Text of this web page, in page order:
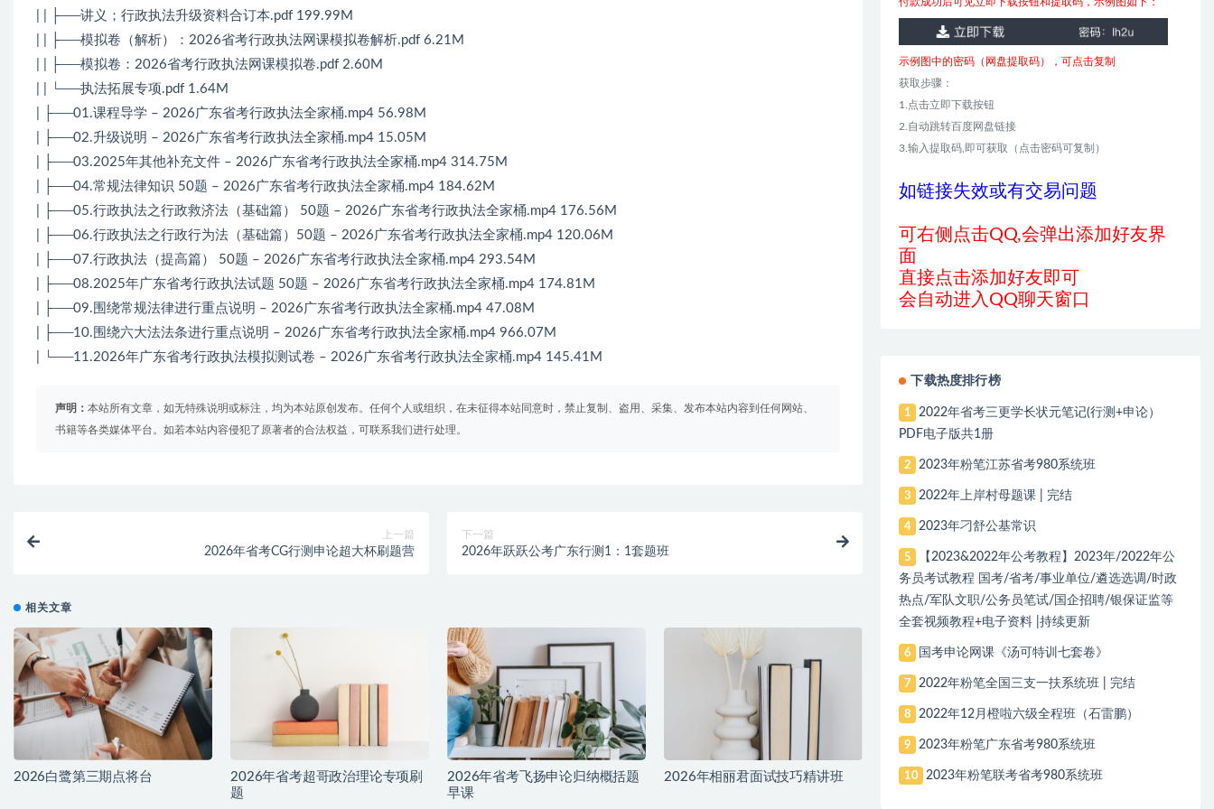
| | ├──讲义；行政执法升级资料合订本.pdf 199.99M
| | ├──模拟卷（解析）：2026省考行政执法网课模拟卷解析.pdf 6.21M
| | ├──模拟卷：2026省考行政执法网课模拟卷.pdf 2.60M
| | └──执法拓展专项.pdf 1.64M
| ├──01.课程导学 – 2026广东省考行政执法全家桶.mp4 56.98M
| ├──02.升级说明 – 2026广东省考行政执法全家桶.mp4 15.05M
| ├──03.2025年其他补充文件 – 2026广东省考行政执法全家桶.mp4 314.75M
| ├──04.常规法律知识 50题 – 2026广东省考行政执法全家桶.mp4 184.62M
| ├──05.行政执法之行政救济法（基础篇） 50题 – 2026广东省考行政执法全家桶.mp4 176.56M
| ├──06.行政执法之行政行为法（基础篇）50题 – 2026广东省考行政执法全家桶.mp4 120.06M
| ├──07.行政执法（提高篇） 50题 – 2026广东省考行政执法全家桶.mp4 293.54M
| ├──08.2025年广东省考行政执法试题 50题 – 2026广东省考行政执法全家桶.mp4 174.81M
| ├──09.围绕常规法律进行重点说明 – 2026广东省考行政执法全家桶.mp4 47.08M
| ├──10.围绕六大法法条进行重点说明 – 2026广东省考行政执法全家桶.mp4 966.07M
| └──11.2026年广东省考行政执法模拟测试卷 – 2026广东省考行政执法全家桶.mp4 145.41M
声明： 本站所有文章，如无特殊说明或标注，均为本站原创发布。任何个人或组织，在未征得本站同意时，禁止复制、盗用、采集、发布本站内容到任何网站、
书籍等各类媒体平台。如若本站内容侵犯了原著者的合法权益，可联系我们进行处理。
上一篇
2026年省考CG行测申论超大杯刷题营
下一篇
2026年跃跃公考广东行测1：1套题班
相关文章
2026白鹭第三期点将台
2026年省考超哥政治理论专项刷
题
2026年省考飞扬申论归纳概括题
早课
2026年相丽君面试技巧精讲班
示例图中的密码（网盘提取码），可点击复制
获取步骤：
1.点击立即下载按钮
2.自动跳转百度网盘链接
3.输入提取码,即可获取（点击密码可复制）
如链接失效或有交易问题
可右侧点击QQ,会弹出添加好友界
面
直接点击添加好友即可
会自动进入QQ聊天窗口
下载热度排行榜
1
2022年省考三更学长状元笔记(行测+申论）
PDF电子版共1册
2 2023年粉笔江苏省考980系统班
3 2022年上岸村母题课 | 完结
4 2023年刁舒公基常识
5
【2023&2022年公考教程】2023年/2022年公
务员考试教程 国考/省考/事业单位/遴选选调/时政
热点/军队文职/公务员笔试/国企招聘/银保证监等
全套视频教程+电子资料 |持续更新
6 国考申论网课《汤可特训七套卷》
7 2022年粉笔全国三支一扶系统班 | 完结
8 2022年12月橙啦六级全程班（石雷鹏）
9 2023年粉笔广东省考980系统班
10 2023年粉笔联考省考980系统班